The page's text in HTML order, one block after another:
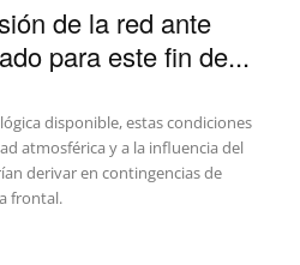
de la red ante
para este fin de...
disponible, estas condiciones
atmosférica y a la influencia del
derivar en contingencias de
frontal.